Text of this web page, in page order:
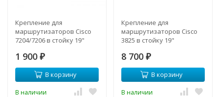
Крепление для
маршрутизаторов Cisco
7204/7206 в стойку 19"
1 900 ₽
В корзину
В наличии
Крепление для
маршрутизаторов Cisco
3825 в стойку 19"
8 700 ₽
В корзину
В наличии